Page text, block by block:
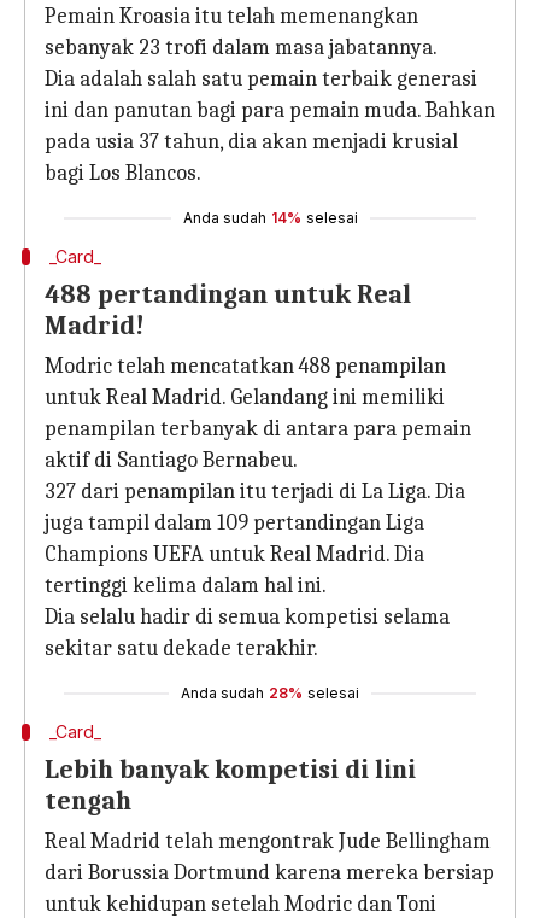
Pemain Kroasia itu telah memenangkan
sebanyak 23 trofi dalam masa jabatannya.
Dia adalah salah satu pemain terbaik generasi
ini dan panutan bagi para pemain muda. Bahkan
pada usia 37 tahun, dia akan menjadi krusial
bagi Los Blancos.
Anda sudah 14% selesai
_Card_
488 pertandingan untuk Real
Madrid!
Modric telah mencatatkan 488 penampilan
untuk Real Madrid. Gelandang ini memiliki
penampilan terbanyak di antara para pemain
aktif di Santiago Bernabeu.
327 dari penampilan itu terjadi di La Liga. Dia
juga tampil dalam 109 pertandingan Liga
Champions UEFA untuk Real Madrid. Dia
tertinggi kelima dalam hal ini.
Dia selalu hadir di semua kompetisi selama
sekitar satu dekade terakhir.
Anda sudah 28% selesai
_Card_
Lebih banyak kompetisi di lini
tengah
Real Madrid telah mengontrak Jude Bellingham
dari Borussia Dortmund karena mereka bersiap
untuk kehidupan setelah Modric dan Toni